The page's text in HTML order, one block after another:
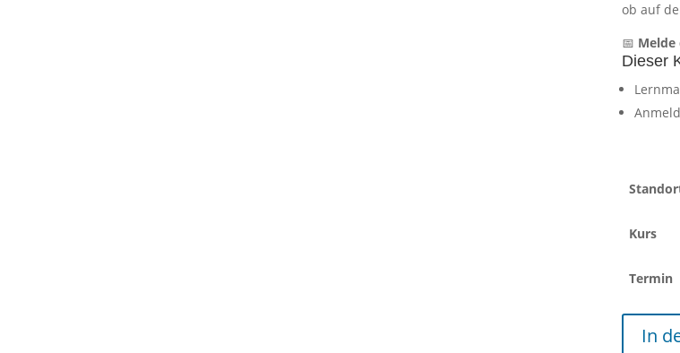
ob auf
📅
Dieser
Kurs
Termin
KursIn